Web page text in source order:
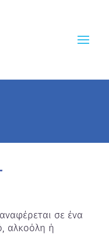
σε ένα
αλκοόλη ή